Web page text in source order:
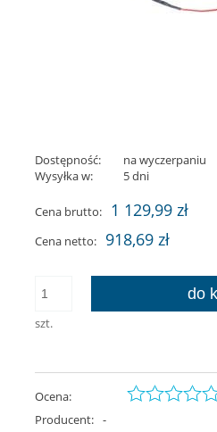
Dostępność:
na wyczerpaniu
Wysyłka w:
5 dni
Cena brutto: 1 129,99 zł
Cena netto: 918,69 zł
szt.
do
Ocena:
Producent: -